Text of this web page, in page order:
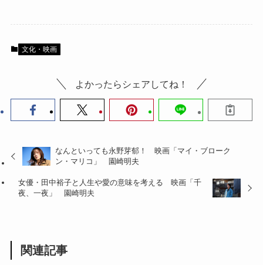
文化・映画
よかったらシェアしてね！
なんといっても永野芽郁！ 映画「マイ・ブローク
ン・マリコ」 園崎明夫
女優・田中裕子と人生や愛の意味を考える 映画「千
夜、一夜」 園崎明夫
関連記事